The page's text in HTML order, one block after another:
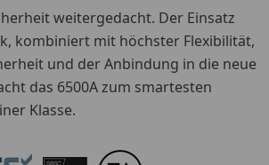
weitergedacht. Der Einsatz
kombiniert mit höchster Flexibilität,
und der Anbindung in die neue
das 6500A zum smartesten
Klasse.